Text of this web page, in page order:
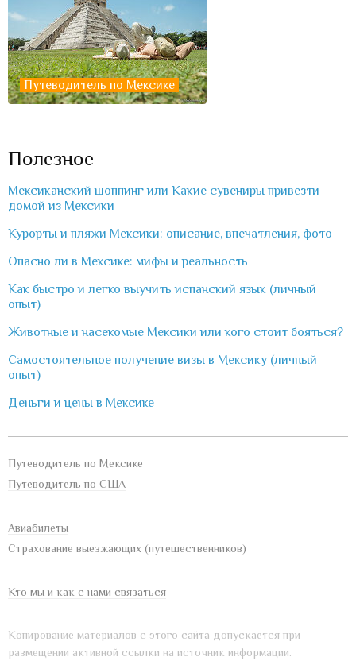
Путеводитель по Мексике
Полезное
Мексиканский шоппинг или Какие сувениры привезти
домой из Мексики
Курорты и пляжи Мексики: описание, впечатления, фото
Опасно ли в Мексике: мифы и реальность
Как быстро и легко выучить испанский язык (личный
опыт)
Животные и насекомые Мексики или кого стоит бояться?
Самостоятельное получение визы в Мексику (личный
опыт)
Деньги и цены в Мексике
Путеводитель по Мексике
Путеводитель по США
Авиабилеты
Страхование выезжающих (путешественников)
Кто мы и как с нами связаться
Копирование материалов с этого сайта допускается при
размещении активной ссылки на источник информации.